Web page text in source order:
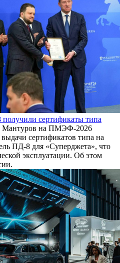
сертификаты типа
Мантуров на ПМЭФ-2026
сертификатов типа на
ПД-8 для «Суперджета», что
эксплуатации. Об этом